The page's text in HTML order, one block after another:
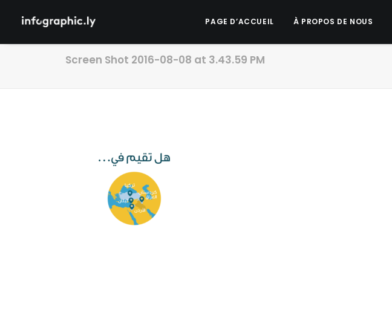
PAGE D’ACCUEIL À PROPOS DE NOUS
Screen Shot 2016-08-08 at 3.43.59 PM